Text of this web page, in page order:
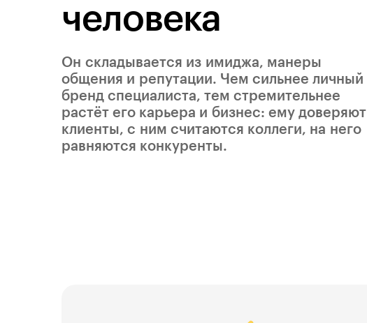
человека
Он складывается из имиджа, манеры
общения и репутации. Чем сильнее личный
бренд специалиста, тем стремительнее
растёт его карьера и бизнес: ему доверяют
клиенты, с ним считаются коллеги, на него
равняются конкуренты.